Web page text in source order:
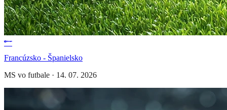
Francúzsko - Španielsko
MS vo futbale · 14. 07. 2026